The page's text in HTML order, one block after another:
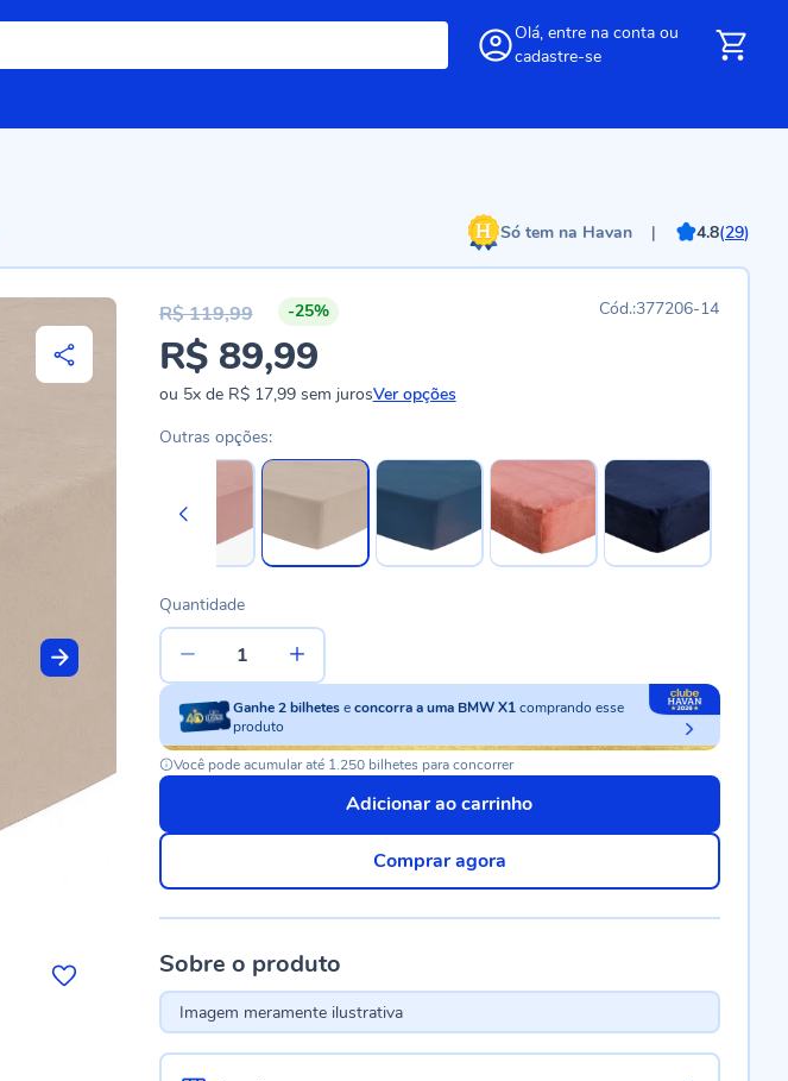
Olá, entre na conta ou
cadastre-se
Só tem na Havan | 4.8(29)
-25% 377206-14
Preço
especial
R$ 89,99
R$ 119,99
ou 5xde R$ 17,99sem jurosVer opções
Outras opções:
Quantidade
Ganhe2 bilhetes econcorra a uma BMW X1comprando esse
produto
Você pode acumular até 1.250 bilhetes para concorrer
Adicionar ao carrinho
Comprar agora
Sobre o produto
Imagem meramente ilustrativa